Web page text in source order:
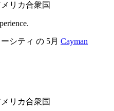
リカ合衆国
シティ の 5月 Cayman
リカ合衆国